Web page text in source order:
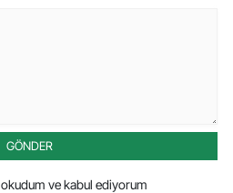
GÖNDER
okudum ve kabul ediyorum